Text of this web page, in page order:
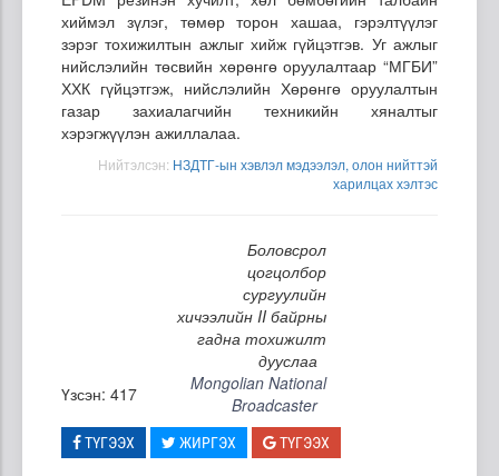
хиймэл зүлэг, төмөр торон хашаа, гэрэлтүүлэг
зэрэг тохижилтын ажлыг хийж гүйцэтгэв. Уг ажлыг
нийслэлийн төсвийн хөрөнгө оруулалтаар “МГБИ”
ХХК гүйцэтгэж, нийслэлийн Хөрөнгө оруулалтын
газар захиалагчийн техникийн хяналтыг
хэрэгжүүлэн ажиллалаа.
Нийтэлсэн: НЗДТГ-ын хэвлэл мэдээлэл, олон нийттэй
харилцах хэлтэс
Боловсрол
цогцолбор
сургуулийн
хичээлийн II байрны
гадна тохижилт
дууслаа
Үзсэн: 417
Mongolian National
Broadcaster
ТҮГЭЭХ ЖИРГЭХ ТҮГЭЭХ